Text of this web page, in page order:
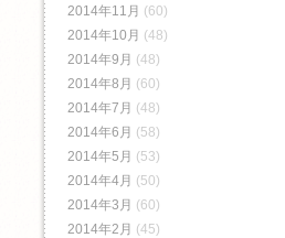
2014年11月 (60)
2014年10月 (48)
2014年9月 (48)
2014年8月 (60)
2014年7月 (48)
2014年6月 (58)
2014年5月 (53)
2014年4月 (50)
2014年3月 (60)
2014年2月 (45)